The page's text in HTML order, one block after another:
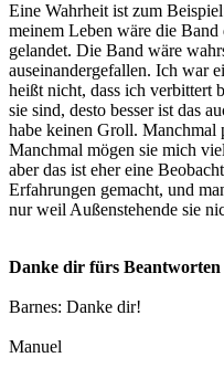
Eine Wahrheit ist zum
meinem Leben wäre die
gelandet. Die Band wäre
auseinandergefallen. Ich war
heißt nicht, dass ich
sie sind, desto besser ist das
habe keinen Groll. Manchmal
Manchmal mögen sie mich
aber das ist eher eine
Erfahrungen gemacht, und
nur weil Außenstehende sie
Danke dir fürs Beantworten
Barnes: Danke dir!
Manuel